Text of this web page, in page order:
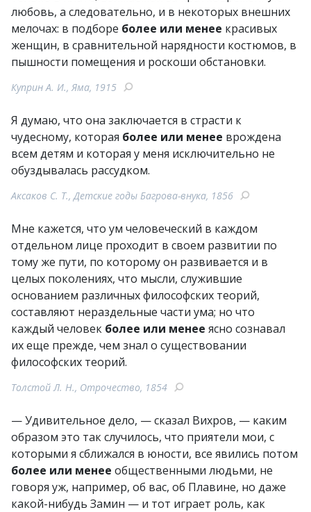
любовь, а следовательно, и в некоторых внешних
мелочах: в подборе более или менее красивых
женщин, в сравнительной нарядности костюмов, в
пышности помещения и роскоши обстановки.
Куприн А. И., Яма, 1915
Я думаю, что она заключается в страсти к
чудесному, которая более или менее врождена
всем детям и которая у меня исключительно не
обуздывалась рассудком.
Аксаков С. Т., Детские годы Багрова-внука, 1856
Мне кажется, что ум человеческий в каждом
отдельном лице проходит в своем развитии по
тому же пути, по которому он развивается и в
целых поколениях, что мысли, служившие
основанием различных философских теорий,
составляют нераздельные части ума; но что
каждый человек более или менее ясно сознавал
их еще прежде, чем знал о существовании
философских теорий.
Толстой Л. Н., Отрочество, 1854
— Удивительное дело, — сказал Вихров, — каким
образом это так случилось, что приятели мои, с
которыми я сближался в юности, все явились потом
более или менее общественными людьми, не
говоря уж, например, об вас, об Плавине, но даже
какой-нибудь Замин — и тот играет роль, как